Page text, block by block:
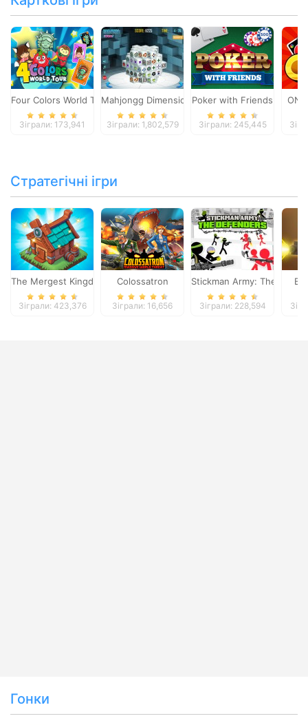
Four Colors World Tour
Зіграли: 173,941
Mahjongg Dimensions
Зіграли: 1,802,579
Poker with Friends
Зіграли: 245,445
Стратегічні ігри
The Mergest Kingdom
Зіграли: 423,376
Colossatron
Зіграли: 16,656
Stickman Army: The
Зіграли: 228,594
Гонки